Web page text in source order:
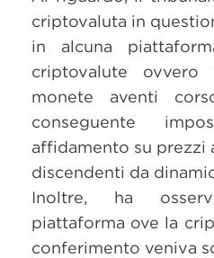
criptovaluta in
in alcuna
criptovalute
monete aventi
conseguente
affidamento su prezzi
discendenti da
Inoltre, ha
piattaforma ove la
conferimento veniva